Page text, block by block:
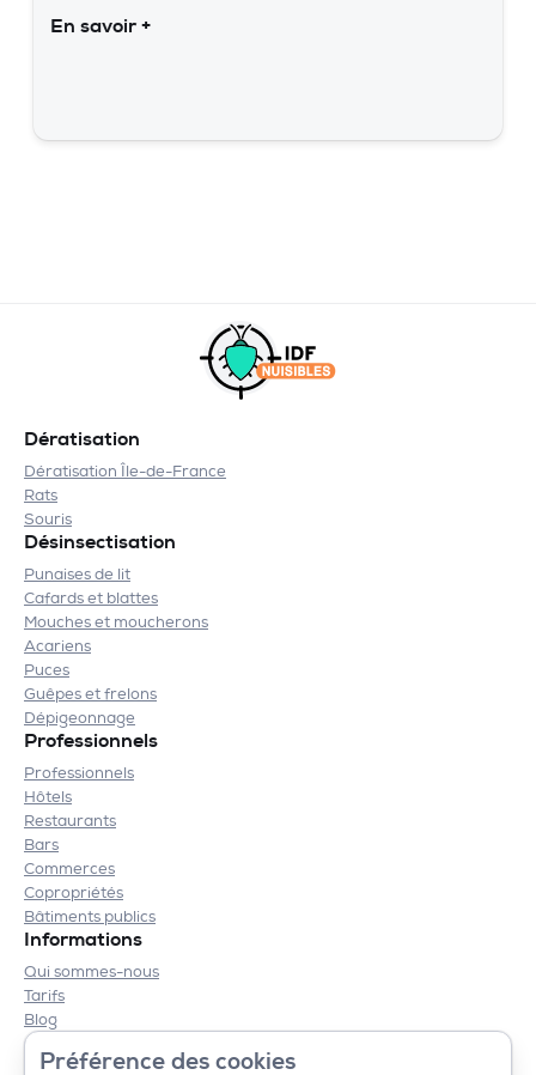
En savoir +
Préférence des cookies
Dératisation
Dératisation Île-de-France
Rats
Souris
Désinsectisation
Punaises de lit
Cafards et blattes
Mouches et moucherons
Acariens
Puces
Guêpes et frelons
Dépigeonnage
Professionnels
Professionnels
Hôtels
Restaurants
Bars
Commerces
Copropriétés
Bâtiments publics
Informations
Qui sommes-nous
Tarifs
Blog
Contact
Mentions légales